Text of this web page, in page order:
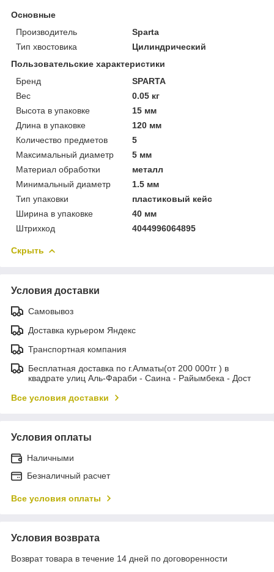
Основные
Производитель
Sparta
Тип хвостовика
Цилиндрический
Пользовательские характеристики
Бренд
SPARTA
Вес
0.05 кг
Высота в упаковке
15 мм
Длина в упаковке
120 мм
Количество предметов
5
Максимальный диаметр
5 мм
Материал обработки
металл
Минимальный диаметр
1.5 мм
Тип упаковки
пластиковый кейс
Ширина в упаковке
40 мм
Штрихкод
4044996064895
Скрыть
Условия доставки
Самовывоз
Доставка курьером Яндекс
Транспортная компания
Бесплатная доставка по г.Алматы(от 200 000тг ) в
квадрате улиц Аль-Фараби - Саина - Райымбека - Дост
Все условия доставки
Условия оплаты
Наличными
Безналичный расчет
Все условия оплаты
Условия возврата
Возврат товара в течение 14 дней по договоренности